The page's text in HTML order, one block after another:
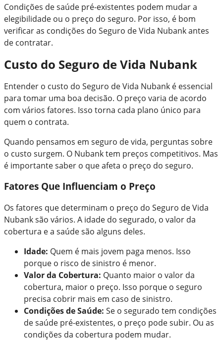
Condições de saúde pré-existentes podem mudar a
elegibilidade ou o preço do seguro. Por isso, é bom
verificar as condições do Seguro de Vida Nubank antes
de contratar.
Custo do Seguro de Vida Nubank
Entender o custo do Seguro de Vida Nubank é essencial
para tomar uma boa decisão. O preço varia de acordo
com vários fatores. Isso torna cada plano único para
quem o contrata.
Quando pensamos em seguro de vida, perguntas sobre
o custo surgem. O Nubank tem preços competitivos. Mas
é importante saber o que afeta o preço do seguro.
Fatores Que Influenciam o Preço
Os fatores que determinam o preço do Seguro de Vida
Nubank são vários. A idade do segurado, o valor da
cobertura e a saúde são alguns deles.
Idade: Quem é mais jovem paga menos. Isso
porque o risco de sinistro é menor.
Valor da Cobertura: Quanto maior o valor da
cobertura, maior o preço. Isso porque o seguro
precisa cobrir mais em caso de sinistro.
Condições de Saúde: Se o segurado tem condições
de saúde pré-existentes, o preço pode subir. Ou as
condições da cobertura podem mudar.